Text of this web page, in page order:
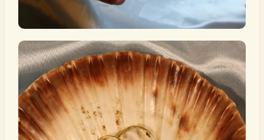
Ehe
„Wenn wir einander lieben, bleibt Gott in uns und seine
Liebe ist in uns vollendet.“ (1 Joh 12)